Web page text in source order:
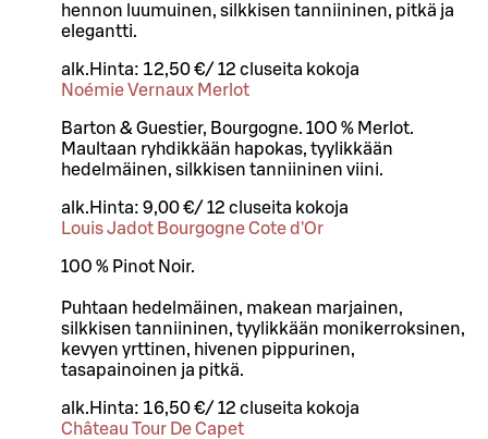
hennon luumuinen, silkkisen tanniininen, pitkä ja
elegantti.
alk. Hinta: 12,50 €/ 12 cl useita kokoja
Noémie Vernaux Merlot
Barton & Guestier, Bourgogne. 100 % Merlot.
Maultaan ryhdikkään hapokas, tyylikkään
hedelmäinen, silkkisen tanniininen viini.
alk. Hinta: 9,00 €/ 12 cl useita kokoja
Louis Jadot Bourgogne Cote d'Or
100 % Pinot Noir.
Puhtaan hedelmäinen, makean marjainen,
silkkisen tanniininen, tyylikkään monikerroksinen,
kevyen yrttinen, hivenen pippurinen,
tasapainoinen ja pitkä.
alk. Hinta: 16,50 €/ 12 cl useita kokoja
Château Tour De Capet